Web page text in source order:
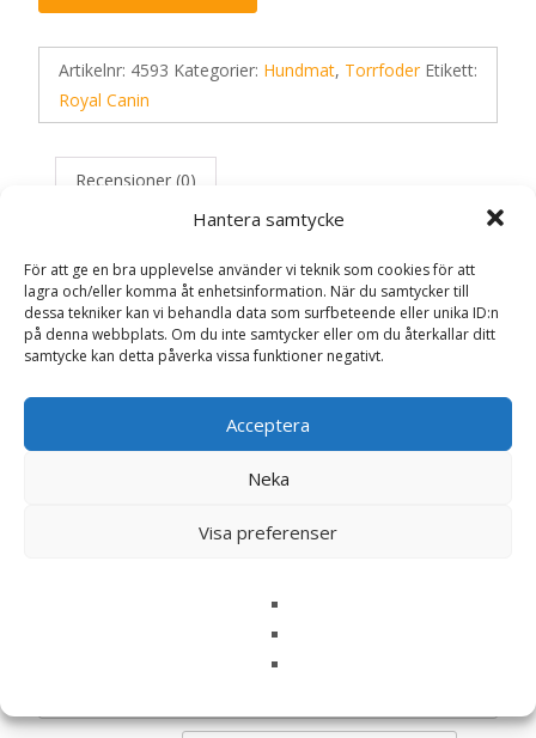
Hantera samtycke
För att ge en bra upplevelse använder vi teknik som cookies för att
lagra och/eller komma åt enhetsinformation. När du samtycker till
dessa tekniker kan vi behandla data som surfbeteende eller unika ID:n
på denna webbplats. Om du inte samtycker eller om du återkallar ditt
samtycke kan detta påverka vissa funktioner negativt.
Acceptera
Neka
Visa preferenser
Artikelnr: 4593 Kategorier: Hundmat, Torrfoder Etikett:
Royal Canin
Recensioner (0)
Recensioner
Det finns inga recensioner än.
Bli först med att recensera ”Maxi 5+ Adult
Torrfoder för hund – 15 kg – Royal Canin”
Din e-postadress kommer inte publiceras. Obligatoriska fält